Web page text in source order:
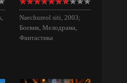
Naechureol siti, 2003;
Боевик, Мелодрама,
Фантастика